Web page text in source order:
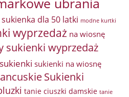
dla 50 latki modne kurtki
wyprzedaż na wiosnę
sukienki wyprzedaż
sukienki sukienki na wiosnę
Sukienki
tanie ciuszki damskie tanie